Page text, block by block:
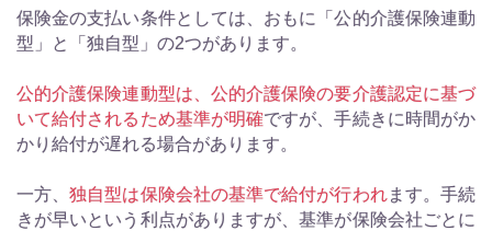
保険金の支払い条件としては、おもに「公的介護保険連動
型」と「独自型」の2つがあります。
公的介護保険連動型は、公的介護保険の要介護認定に基づ
いて給付されるため基準が明確ですが、手続きに時間がか
かり給付が遅れる場合があります。
一方、独自型は保険会社の基準で給付が行われます。手続
きが早いという利点がありますが、基準が保険会社ごとに